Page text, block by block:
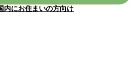
内にお住まいの方向け